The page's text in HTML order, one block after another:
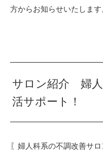
方からお知らせいたします
サロン紹介 婦
活サポート！
〖婦人科系の不調改善サロ